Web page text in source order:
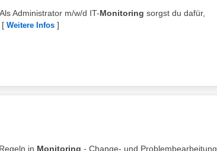
Als Administrator m/w/d IT-Monitoring sorgst du dafür,
[ Weitere Infos ]
in Monitoring - Change- und Problembearbeitung